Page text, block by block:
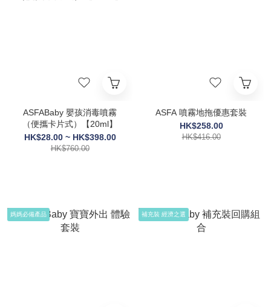
ASFABaby 嬰孩消毒噴霧
（便攜卡片式）【20ml】
HK$28.00 ~ HK$398.00
HK$760.00
ASFA 噴霧地拖優惠套裝
HK$258.00
HK$416.00
媽媽必備產品 補充裝 經濟之選